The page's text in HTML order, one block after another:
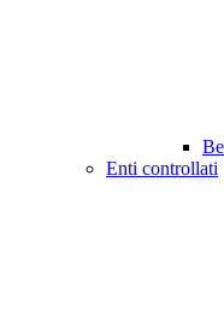
Enti controllati